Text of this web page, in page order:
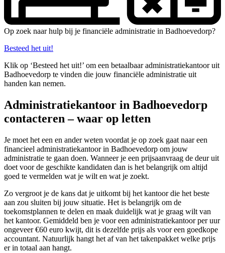
Op zoek naar hulp bij je financiële administratie in Badhoevedorp?
Besteed het uit!
Klik op ‘Besteed het uit!’ om een betaalbaar administratiekantoor uit
Badhoevedorp te vinden die jouw financiële administratie uit
handen kan nemen.
Administratiekantoor in Badhoevedorp
contacteren – waar op letten
Je moet het een en ander weten voordat je op zoek gaat naar een
financieel administratiekantoor in Badhoevedorp om jouw
administratie te gaan doen. Wanneer je een prijsaanvraag de deur uit
doet voor de geschikte kandidaten dan is het belangrijk om altijd
goed te vermelden wat je wilt en wat je zoekt.
Zo vergroot je de kans dat je uitkomt bij het kantoor die het beste
aan zou sluiten bij jouw situatie. Het is belangrijk om de
toekomstplannen te delen en maak duidelijk wat je graag wilt van
het kantoor. Gemiddeld ben je voor een administratiekantoor per uur
ongeveer €60 euro kwijt, dit is dezelfde prijs als voor een goedkope
accountant. Natuurlijk hangt het af van het takenpakket welke prijs
er in totaal aan hangt.